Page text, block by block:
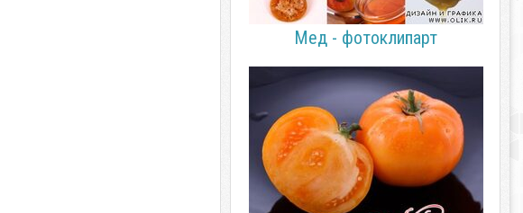
Мед - фотоклипарт